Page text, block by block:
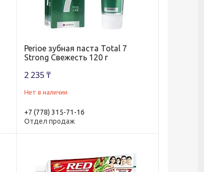
Perioe зубная паста Total 7
Strong Свежесть 120 г
2 235 ₸
Нет в наличии
+7 (778) 315-71-16
Отдел продаж